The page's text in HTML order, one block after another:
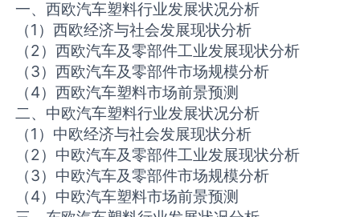
一、西欧汽车塑料行业发展状况分析
（1）西欧经济与社会发展现状分析
（2）西欧汽车及零部件工业发展现状分析
（3）西欧汽车及零部件市场规模分析
（4）西欧汽车塑料市场前景预测
二、中欧汽车塑料行业发展状况分析
（1）中欧经济与社会发展现状分析
（2）中欧汽车及零部件工业发展现状分析
（3）中欧汽车及零部件市场规模分析
（4）中欧汽车塑料市场前景预测